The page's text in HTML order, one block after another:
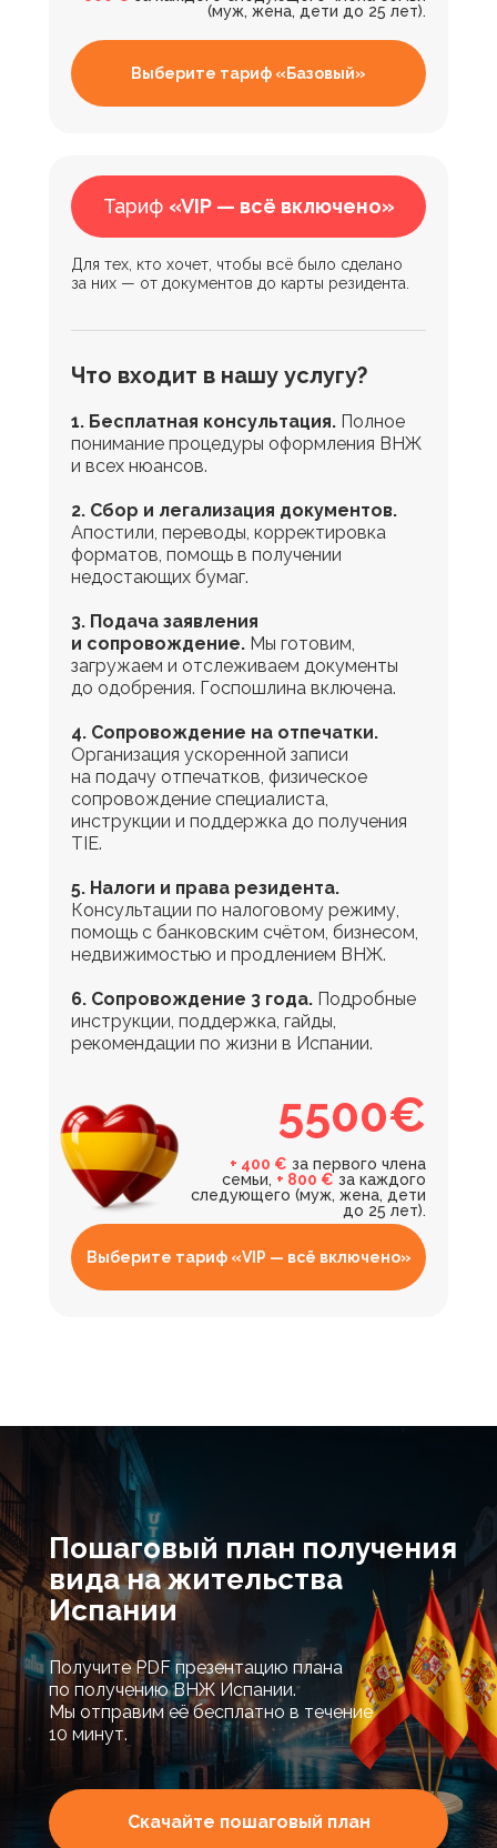
1. Бесплатная консультация. Полное
понимание процедуры оформления ВНЖ
и всех нюансов.
2. Сбор и легализация документов.
Апостили, переводы, корректировка
форматов, помощь в получении
недостающих бумаг.
3. Подача заявления
и сопровождение. Мы готовим,
загружаем и отслеживаем документы
до одобрения. Госпошлина включена.
4. Сопровождение на отпечатки.
Организация ускоренной записи
на подачу отпечатков, физическое
сопровождение специалиста,
инструкции и поддержка до получения
TIE.
5. Налоги и права резидента.
Консультации по налоговому режиму,
помощь с банковским счётом, бизнесом,
недвижимостью и продлением ВНЖ.
6. Сопровождение 3 года. Подробные
инструкции, поддержка, гайды,
рекомендации по жизни в Испании.
Что входит в нашу услугу?
5500€
+ 400 € за первого члена
семьи, + 800 € за каждого
следующего (муж, жена, дети
до 25 лет).
Выберите тариф «VIP — всё включено»
Для тех, кто хочет, чтобы всё было сделано
за них — от документов до карты резидента.
Тариф «VIP — всё включено»
Выберите тариф «Базовый»
(муж, жена, дети до 25 лет).
Скачайте пошаговый план
Пошаговый план получения
вида на жительства
Испании
Получите PDF презентацию плана
по получению ВНЖ Испании.
Мы отправим её бесплатно в течение
10 минут.